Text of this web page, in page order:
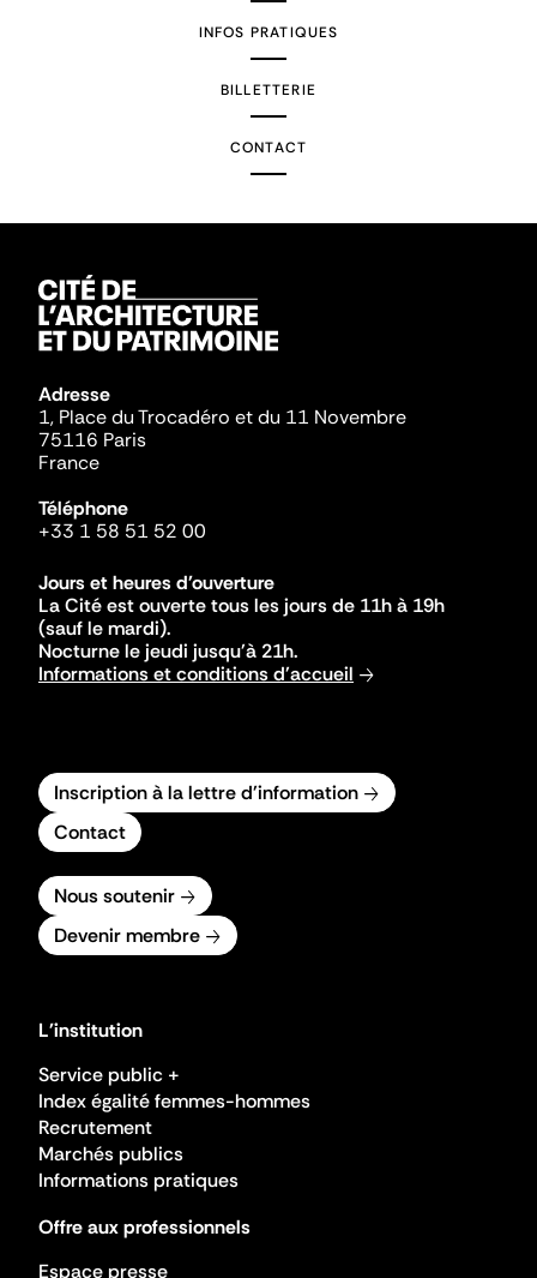
INFOS PRATIQUES
BILLETTERIE
CONTACT
Adresse
1, Place du Trocadéro et du 11 Novembre
75116 Paris
France
Téléphone
+33 1 58 51 52 00
Jours et heures d'ouverture
La Cité est ouverte tous les jours de 11h à 19h
(sauf le mardi).
Nocturne le jeudi jusqu'à 21h.
Informations et conditions d'accueil
Inscription à la lettre d'information
Contact
Nous soutenir
Devenir membre
L'institution
Service public +
Index égalité femmes-hommes
Recrutement
Marchés publics
Informations pratiques
Offre aux professionnels
Espace presse